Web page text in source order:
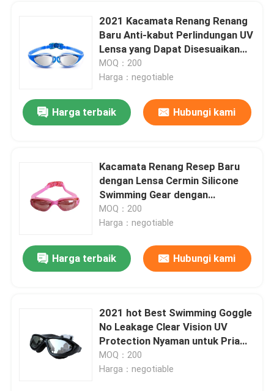
2021 Kacamata Renang Renang
Baru Anti-kabut Perlindungan UV
Lensa yang Dapat Disesuaikan
untuk Pria Wanita
MOQ：200
Harga：negotiable
Harga terbaik Hubungi kami
Kacamata Renang Resep Baru
dengan Lensa Cermin Silicone
Swimming Gear dengan
Adjustable Fit Anti-Fog dan UV
Protection
MOQ：200
Harga：negotiable
Harga terbaik Hubungi kami
2021 hot Best Swimming Goggle
No Leakage Clear Vision UV
Protection Nyaman untuk Pria
Wanita Dewasa Remaja
MOQ：200
Harga：negotiable